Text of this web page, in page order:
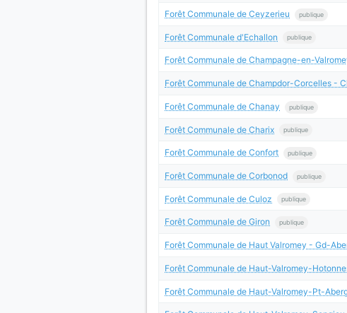
Forêt Communale de Ceyzerieu publique
Forêt Communale d'Echallon publique
Forêt Communale de Champagne-en-
Forêt Communale de Champdor-Corcelles -
Forêt Communale de Chanay publique
Forêt Communale de Charix publique
Forêt Communale de Confort publique
Forêt Communale de Corbonod publique
Forêt Communale de Culoz publique
Forêt Communale de Giron publique
Forêt Communale de Haut Valromey - Gd-
Forêt Communale de Haut-Valromey-
Forêt Communale de Haut-Valromey-Pt-